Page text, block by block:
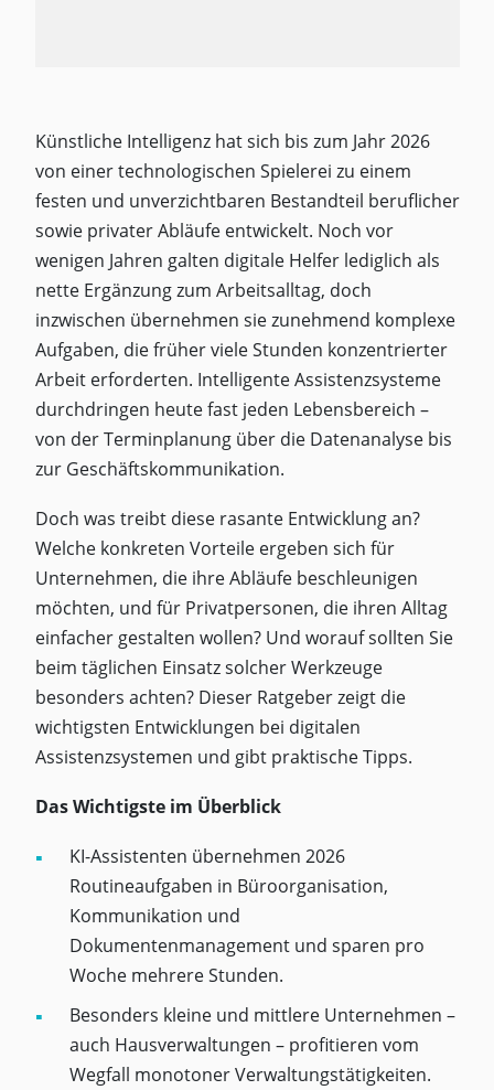
Künstliche Intelligenz hat sich bis zum Jahr 2026
von einer technologischen Spielerei zu einem
festen und unverzichtbaren Bestandteil beruflicher
sowie privater Abläufe entwickelt. Noch vor
wenigen Jahren galten digitale Helfer lediglich als
nette Ergänzung zum Arbeitsalltag, doch
inzwischen übernehmen sie zunehmend komplexe
Aufgaben, die früher viele Stunden konzentrierter
Arbeit erforderten. Intelligente Assistenzsysteme
durchdringen heute fast jeden Lebensbereich –
von der Terminplanung über die Datenanalyse bis
zur Geschäftskommunikation.
Doch was treibt diese rasante Entwicklung an?
Welche konkreten Vorteile ergeben sich für
Unternehmen, die ihre Abläufe beschleunigen
möchten, und für Privatpersonen, die ihren Alltag
einfacher gestalten wollen? Und worauf sollten Sie
beim täglichen Einsatz solcher Werkzeuge
besonders achten? Dieser Ratgeber zeigt die
wichtigsten Entwicklungen bei digitalen
Assistenzsystemen und gibt praktische Tipps.
Das Wichtigste im Überblick
KI-Assistenten übernehmen 2026
Routineaufgaben in Büroorganisation,
Kommunikation und
Dokumentenmanagement und sparen pro
Woche mehrere Stunden.
Besonders kleine und mittlere Unternehmen –
auch Hausverwaltungen – profitieren vom
Wegfall monotoner Verwaltungstätigkeiten.